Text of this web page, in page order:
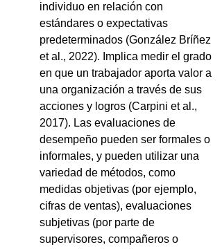
individuo en relación con
estándares o expectativas
predeterminados (González Bríñez
et al., 2022). Implica medir el grado
en que un trabajador aporta valor a
una organización a través de sus
acciones y logros (Carpini et al.,
2017). Las evaluaciones de
desempeño pueden ser formales o
informales, y pueden utilizar una
variedad de métodos, como
medidas objetivas (por ejemplo,
cifras de ventas), evaluaciones
subjetivas (por parte de
supervisores, compañeros o